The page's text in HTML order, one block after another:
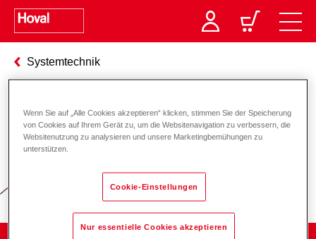
Systemtechnik
Verantwortung für Energie und
Wenn Sie auf „Alle Cookies akzeptieren“ klicken, stimmen Sie der Speicherung
von Cookies auf Ihrem Gerät zu, um die Websitenavigation zu verbessern, die
Websitenutzung zu analysieren und unsere Marketingbemühungen zu
unterstützen.
Cookie-Einstellungen
Nur essentielle Cookies akzeptieren